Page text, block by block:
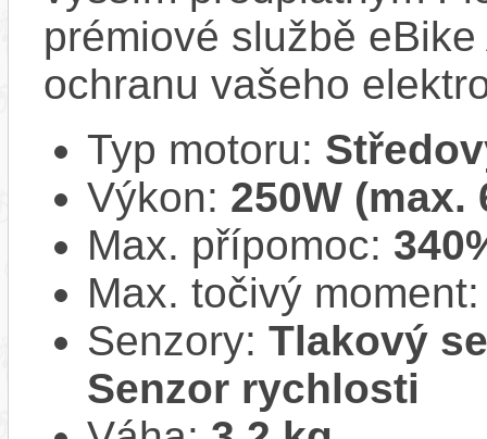
prémiové službě
ochranu vašeho
Typ motoru:
Výkon: 250W (max.
Max. přípomoc:
Max. točivý
Senzory: Tlakový
Senzor rychlosti